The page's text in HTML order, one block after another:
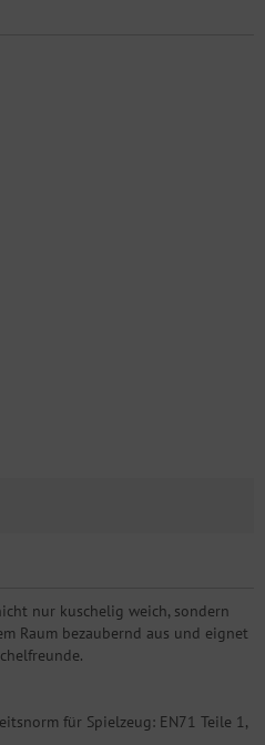
nur kuschelig weich, sondern
Raum bezaubernd aus und eignet
für Spielzeug: EN71 Teile 1,